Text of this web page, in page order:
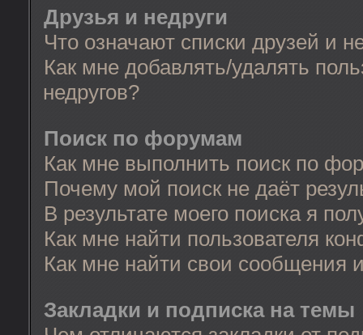
Друзья и недруги
Что означают списки друзей и
Как мне добавлять/удалять
недругов?
Поиск по форумам
Как мне выполнить поиск по
Почему мой поиск не даёт
В результате моего поиска я
Как мне найти пользователя
Как мне найти свои сообщения
Закладки и подписка на темы